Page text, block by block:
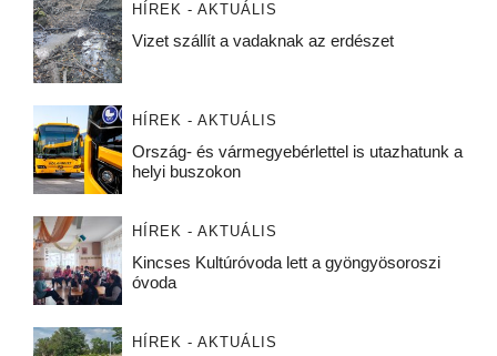
HÍREK - AKTUÁLIS
Vizet szállít a vadaknak az erdészet
HÍREK - AKTUÁLIS
Ország- és vármegyebérlettel is utazhatunk a
helyi buszokon
HÍREK - AKTUÁLIS
Kincses Kultúróvoda lett a gyöngyösoroszi
óvoda
HÍREK - AKTUÁLIS